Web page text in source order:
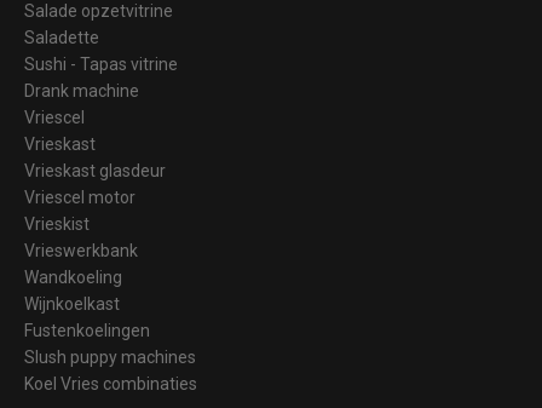
Salade opzetvitrine
Saladette
Sushi - Tapas vitrine
Drank machine
Vriescel
Vrieskast
Vrieskast glasdeur
Vriescel motor
Vrieskist
Vrieswerkbank
Wandkoeling
Wijnkoelkast
Fustenkoelingen
Slush puppy machines
Koel Vries combinaties